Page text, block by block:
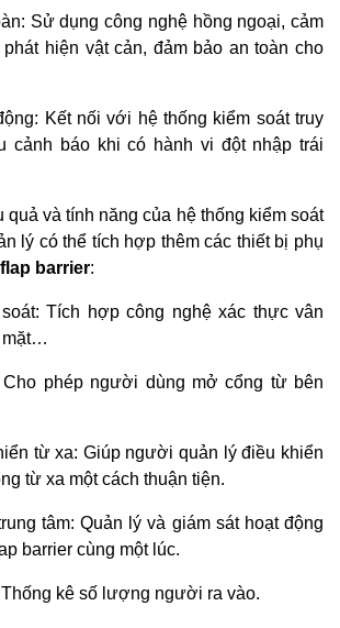
Sử dụng công nghệ hồng ngoại, cảm
hiện vật cản, đảm bảo an toàn cho
Kết nối với hệ thống kiểm soát truy
cảnh báo khi có hành vi đột nhập trái
và tính năng của hệ thống kiểm soát
lý có thể tích hợp thêm các thiết bị phụ
flap barrier:
Tích hợp công nghệ xác thực vân
mặt…
phép người dùng mở cổng từ bên
từ xa: Giúp người quản lý điều khiển
từ xa một cách thuận tiện.
tâm: Quản lý và giám sát hoạt động
barrier cùng một lúc.
kê số lượng người ra vào.